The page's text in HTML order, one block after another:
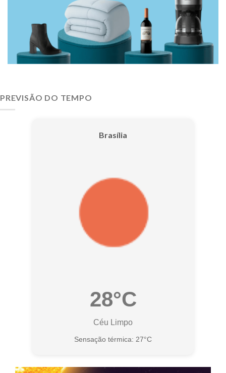
PREVISÃO DO TEMPO
Brasília
28°C
Céu Limpo
Sensação térmica: 27°C